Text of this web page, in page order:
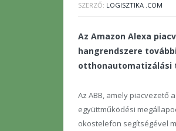
SZERZŐ: LOGISZTIKA .COM
Az Amazon Alexa
hangrendszere
otthonautomatizálási
Az ABB, amely piacvezető
együttműködési
okostelefon segítségével